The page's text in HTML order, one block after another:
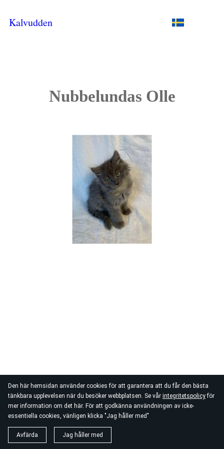
Den här hemsidan använder cookies för att garantera att du får den bästa
tänkbara upplevelsen när du besöker webbplatsen. Se vår integritetspolicyför
mer information om det här. För att godkänna användningen av icke-
essentiella cookies, vänligen klicka "Jag håller med"
Avfärda Jag håller med
Kalvudden
Nubbelundas Olle